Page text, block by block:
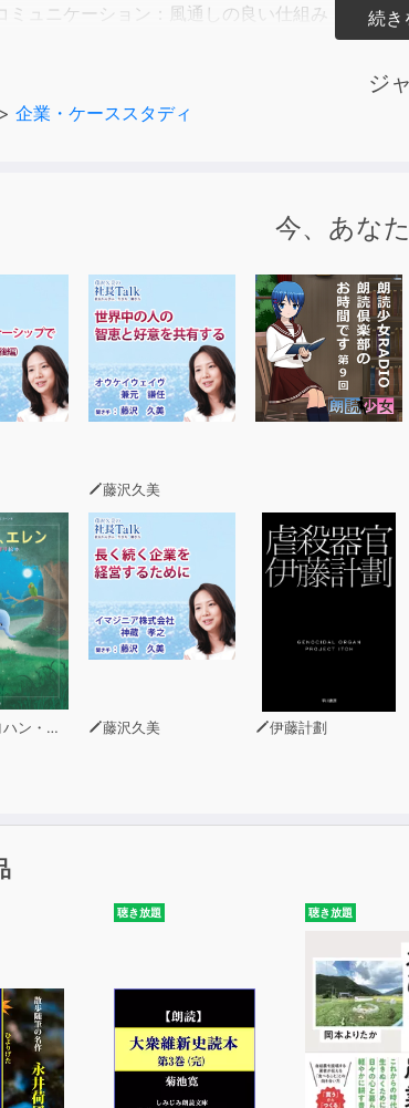
ミュニケーション：風通しの良い仕組み
ジ
> 企業・ケーススタディ
今、あな
藤沢久美
ーン（著） 藤沢久美 伊藤計劃
聴き放題 聴き放題